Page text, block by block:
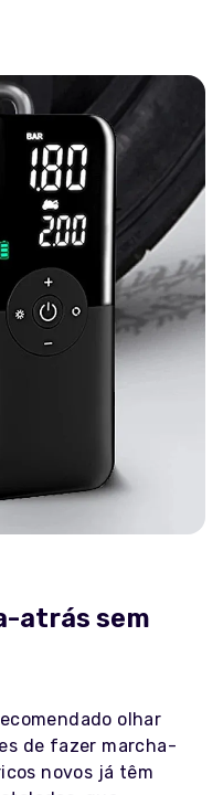
atrás sem
olhar
de fazer marcha-
novos já têm